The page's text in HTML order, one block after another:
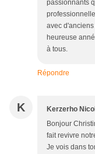
passionnants
avec
heureuse
à tous.
Répondre
K Kerzerho
Bonjour
fait revivre
Je vois dans